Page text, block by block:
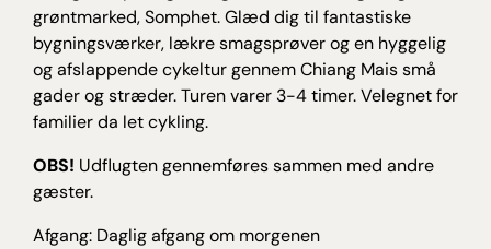
grøntmarked, Somphet. Glæd dig til fantastiske
bygningsværker, lækre smagsprøver og en hyggelig
og afslappende cykeltur gennem Chiang Mais små
gader og stræder. Turen varer 3-4 timer. Velegnet for
familier da let cykling.
OBS! Udflugten gennemføres sammen med andre
gæster.
Afgang: Daglig afgang om morgenen